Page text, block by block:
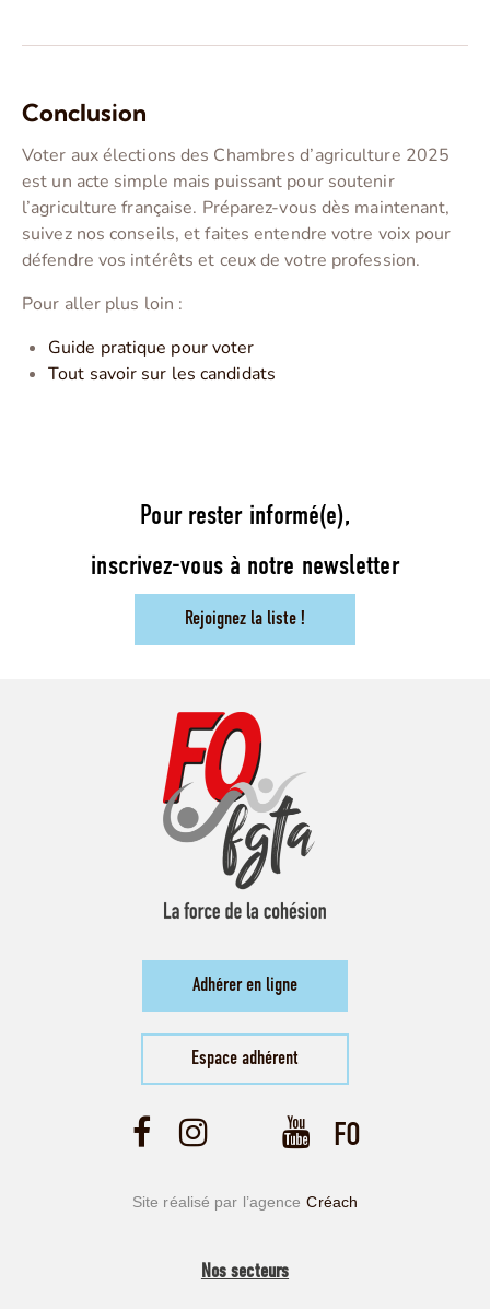
Conclusion
Voter aux élections des Chambres d’agriculture 2025
est un acte simple mais puissant pour soutenir
l’agriculture française. Préparez-vous dès maintenant,
suivez nos conseils, et faites entendre votre voix pour
défendre vos intérêts et ceux de votre profession.
Pour aller plus loin :
Guide pratique pour voter
Tout savoir sur les candidats
Pour rester informé(e),
inscrivez-vous à notre newsletter
Rejoignez la liste !
Adhérer en ligne
Espace adhérent
Site réalisé par l’agence Créach
Nos secteurs